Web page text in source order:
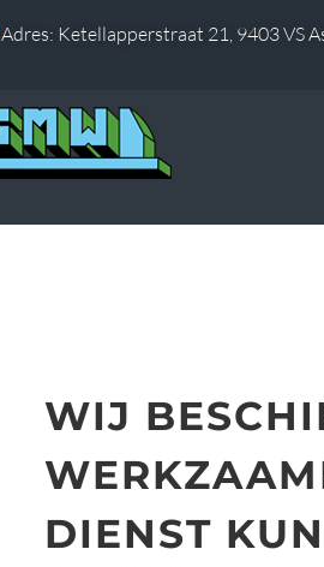
Adres: Ketellapperstraat 21, 9403 VS
WIJ
DIENST